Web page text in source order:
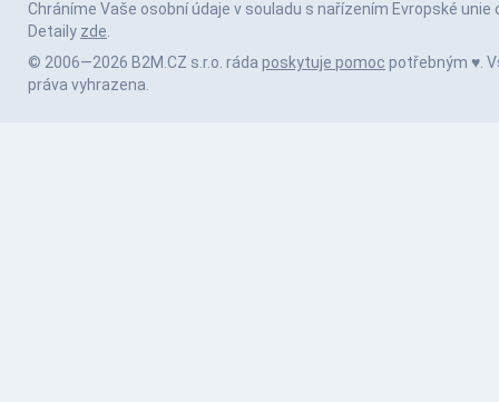
Chráníme Vaše osobní údaje v souladu s nařízením Evropské unie
Detaily zde.
© 2006—2026 B2M.CZ s.r.o. ráda poskytuje pomoc potřebným ♥️.
práva vyhrazena.